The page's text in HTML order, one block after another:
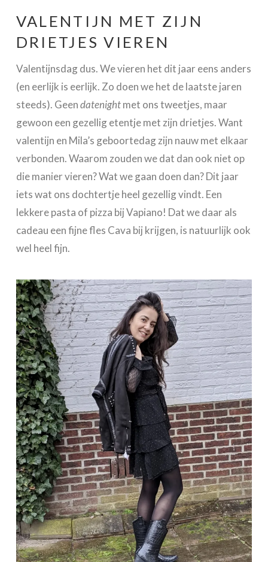
VALENTIJN MET ZIJN
DRIETJES VIEREN
Valentijnsdag dus. We vieren het dit jaar eens anders
(en eerlijk is eerlijk. Zo doen we het de laatste jaren
steeds). Geendatenightmet ons tweetjes, maar
gewoon een gezellig etentje met zijn drietjes. Want
valentijn en Mila’s geboortedag zijn nauw met elkaar
verbonden. Waarom zouden we dat dan ook niet op
die manier vieren? Wat we gaan doen dan? Dit jaar
iets wat ons dochtertje heel gezellig vindt. Een
lekkere pasta of pizza bij Vapiano! Dat we daar als
cadeau een fijne fles Cava bij krijgen, is natuurlijk ook
wel heel fijn.